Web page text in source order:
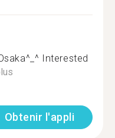
Interested
Obtenir l'appli